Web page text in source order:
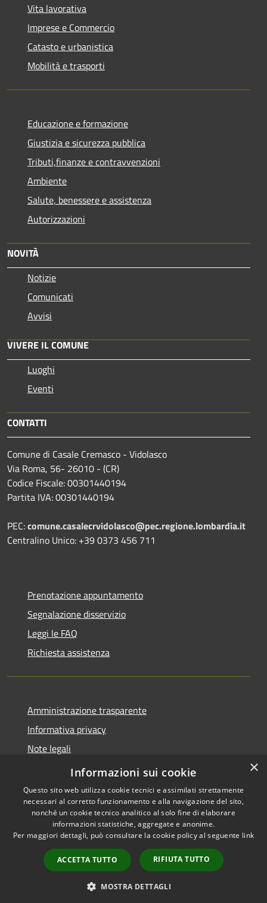
Vita lavorativa
Imprese e Commercio
Catasto e urbanistica
Mobilità e trasporti
Educazione e formazione
Giustizia e sicurezza pubblica
Tributi,finanze e contravvenzioni
Ambiente
Salute, benessere e assistenza
Autorizzazioni
NOVITÀ
Notizie
Comunicati
Avvisi
VIVERE IL COMUNE
Luoghi
Eventi
CONTATTI
Comune di Casale Cremasco - Vidolasco
Via Roma, 56- 26010 - (CR)
Codice Fiscale: 00301440194
Partita IVA: 00301440194
PEC:comune.casalecrvidolasco@pec.regione.lombardia.it
Centralino Unico: +39 0373 456 711
Prenotazione appuntamento
Segnalazione disservizio
Leggi le FAQ
Richiesta assistenza
Amministrazione trasparente
Informativa privacy
Note legali
Dichiarazione di accessibilità
Accessibilità
Copyright © 2026 • Comune di
Casale Cremasco-Vidolasco •
Powered byMunicipium
Accesso redazione
×
Informazioni sui cookie
Questo sito web utilizza cookie tecnici e assimilati strettamente
necessari al corretto funzionamento e alla navigazione del sito,
nonché un cookie tecnico analitico al solo fine di elaborare
informazioni statistiche, aggregate e anonime.
Per maggiori dettagli, può consultare la cookie policy al seguente link
ACCETTA TUTTO RIFIUTA TUTTO
MOSTRA DETTAGLI